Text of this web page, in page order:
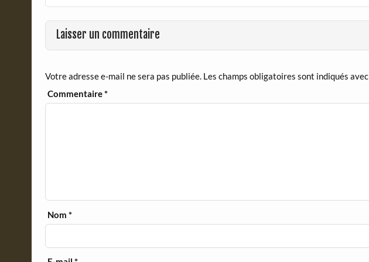
o
o
k
F
r
i
l
y
Laisser un commentaire
Votre adresse e-mail ne sera pas publiée. Les champs obligatoires sont indiqués avec
Commentaire*
Nom*